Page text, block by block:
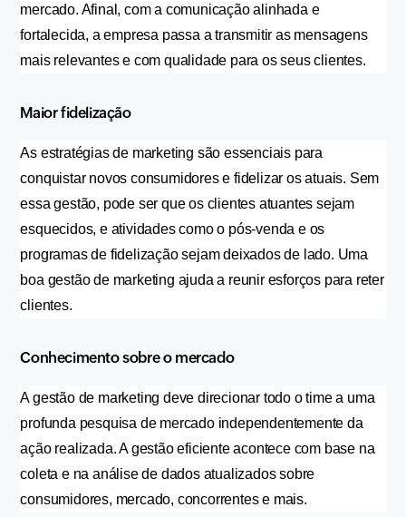
mercado. Afinal, com a comunicação alinhada e
fortalecida, a empresa passa a transmitir as mensagens
mais relevantes e com qualidade para os seus clientes.
Maior fidelização
As estratégias de marketing são essenciais para
conquistar novos consumidores e fidelizar os atuais. Sem
essa gestão, pode ser que os clientes atuantes sejam
esquecidos, e atividades como o pós-venda e os
programas de fidelização sejam deixados de lado. Uma
boa gestão de marketing ajuda a reunir esforços para reter
clientes.
Conhecimento sobre o mercado
A gestão de marketing deve direcionar todo o time a uma
profunda pesquisa de mercado independentemente da
ação realizada. A gestão eficiente acontece com base na
coleta e na análise de dados atualizados sobre
consumidores, mercado, concorrentes e mais.